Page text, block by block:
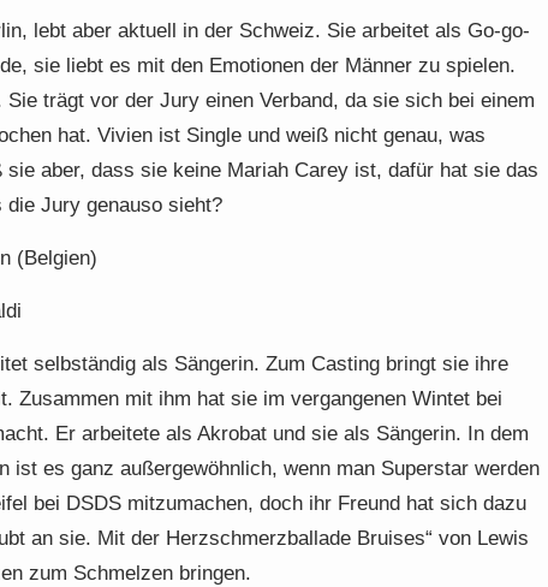
lebt aber aktuell in der Schweiz. Sie arbeitet als Go-go-
sie liebt es mit den Emotionen der Männer zu spielen.
trägt vor der Jury einen Verband, da sie sich bei einem
hat. Vivien ist Single und weiß nicht genau, was
aber, dass sie keine Mariah Carey ist, dafür hat sie das
Jury genauso sieht?
(Belgien)
selbständig als Sängerin. Zum Casting bringt sie ihre
Zusammen mit ihm hat sie im vergangenen Wintet bei
Er arbeitete als Akrobat und sie als Sängerin. In dem
ist es ganz außergewöhnlich, wenn man Superstar werden
bei DSDS mitzumachen, doch ihr Freund hat sich dazu
an sie. Mit der Herzschmerzballade Bruises“ von Lewis
zum Schmelzen bringen.